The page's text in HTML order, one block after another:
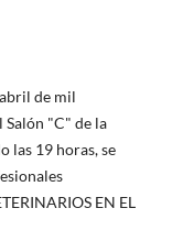
de mil
Salón "C" de la
las 19 horas, se
EN EL